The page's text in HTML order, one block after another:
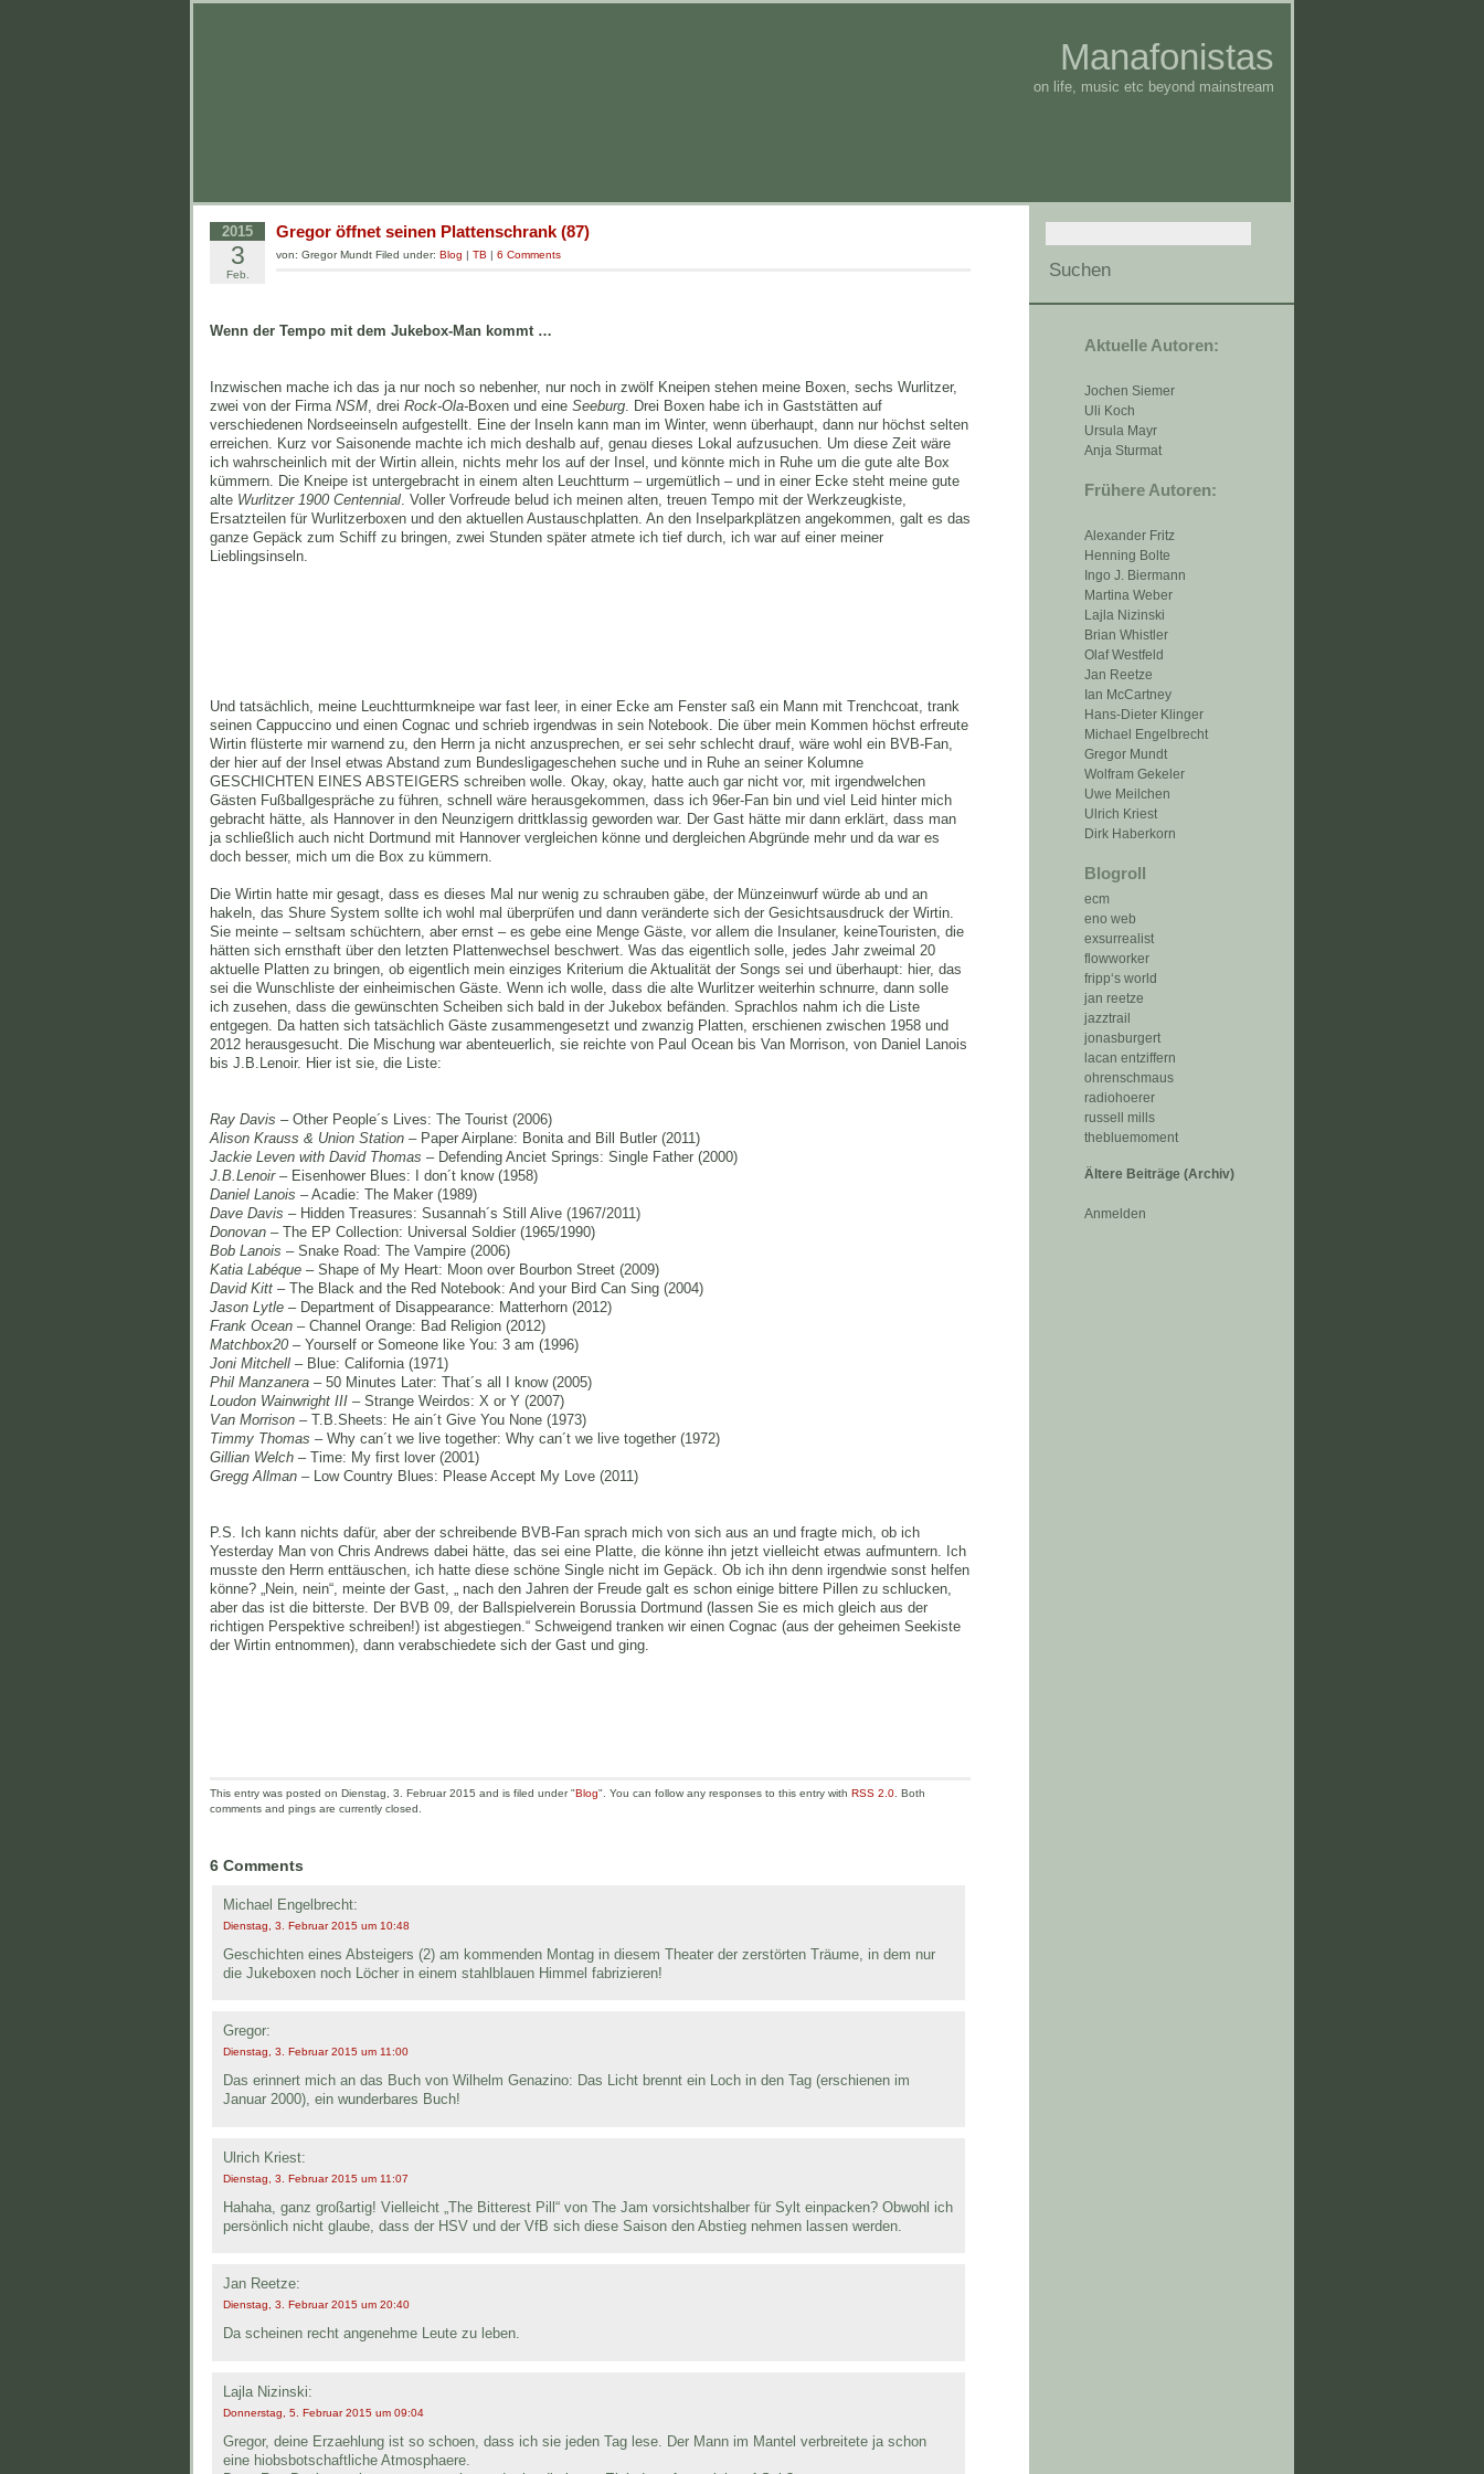
Manafonistas
on life, music etc beyond mainstream
Aktuelle Autoren:
Jochen Siemer
Uli Koch
Ursula Mayr
Anja Sturmat
Frühere Autoren:
Alexander Fritz
Henning Bolte
Ingo J. Biermann
Martina Weber
Lajla Nizinski
Brian Whistler
Olaf Westfeld
Jan Reetze
Ian McCartney
Hans-Dieter Klinger
Michael Engelbrecht
Gregor Mundt
Wolfram Gekeler
Uwe Meilchen
Ulrich Kriest
Dirk Haberkorn
Blogroll
ecm
eno web
exsurrealist
flowworker
fripp‘s world
jan reetze
jazztrail
jonasburgert
lacan entziffern
ohrenschmaus
radiohoerer
russell mills
thebluemoment
Ältere Beiträge (Archiv)
Anmelden
2015
3
Feb.
Gregor öffnet seinen Plattenschrank (87)
von: Gregor Mundt Filed under: Blog | TB | 6 Comments
Wenn der Tempo mit dem Jukebox-Man kommt …
Inzwischen mache ich das ja nur noch so nebenher, nur noch in zwölf Kneipen stehen meine Boxen, sechs Wurlitzer,
zwei von der Firma NSM, drei Rock-Ola-Boxen und eine Seeburg. Drei Boxen habe ich in Gaststätten auf
verschiedenen Nordseeinseln aufgestellt. Eine der Inseln kann man im Winter, wenn überhaupt, dann nur höchst selten
erreichen. Kurz vor Saisonende machte ich mich deshalb auf, genau dieses Lokal aufzusuchen. Um diese Zeit wäre
ich wahrscheinlich mit der Wirtin allein, nichts mehr los auf der Insel, und könnte mich in Ruhe um die gute alte Box
kümmern. Die Kneipe ist untergebracht in einem alten Leuchtturm – urgemütlich – und in einer Ecke steht meine gute
alte Wurlitzer 1900 Centennial. Voller Vorfreude belud ich meinen alten, treuen Tempo mit der Werkzeugkiste,
Ersatzteilen für Wurlitzerboxen und den aktuellen Austauschplatten. An den Inselparkplätzen angekommen, galt es das
ganze Gepäck zum Schiff zu bringen, zwei Stunden später atmete ich tief durch, ich war auf einer meiner
Lieblingsinseln.
Und tatsächlich, meine Leuchtturmkneipe war fast leer, in einer Ecke am Fenster saß ein Mann mit Trenchcoat, trank
seinen Cappuccino und einen Cognac und schrieb irgendwas in sein Notebook. Die über mein Kommen höchst erfreute
Wirtin flüsterte mir warnend zu, den Herrn ja nicht anzusprechen, er sei sehr schlecht drauf, wäre wohl ein BVB-Fan,
der hier auf der Insel etwas Abstand zum Bundesligageschehen suche und in Ruhe an seiner Kolumne
GESCHICHTEN EINES ABSTEIGERS schreiben wolle. Okay, okay, hatte auch gar nicht vor, mit irgendwelchen
Gästen Fußballgespräche zu führen, schnell wäre herausgekommen, dass ich 96er-Fan bin und viel Leid hinter mich
gebracht hätte, als Hannover in den Neunzigern drittklassig geworden war. Der Gast hätte mir dann erklärt, dass man
ja schließlich auch nicht Dortmund mit Hannover vergleichen könne und dergleichen Abgründe mehr und da war es
doch besser, mich um die Box zu kümmern.
Die Wirtin hatte mir gesagt, dass es dieses Mal nur wenig zu schrauben gäbe, der Münzeinwurf würde ab und an
hakeln, das Shure System sollte ich wohl mal überprüfen und dann veränderte sich der Gesichtsausdruck der Wirtin.
Sie meinte – seltsam schüchtern, aber ernst – es gebe eine Menge Gäste, vor allem die Insulaner, keineTouristen, die
hätten sich ernsthaft über den letzten Plattenwechsel beschwert. Was das eigentlich solle, jedes Jahr zweimal 20
aktuelle Platten zu bringen, ob eigentlich mein einziges Kriterium die Aktualität der Songs sei und überhaupt: hier, das
sei die Wunschliste der einheimischen Gäste. Wenn ich wolle, dass die alte Wurlitzer weiterhin schnurre, dann solle
ich zusehen, dass die gewünschten Scheiben sich bald in der Jukebox befänden. Sprachlos nahm ich die Liste
entgegen. Da hatten sich tatsächlich Gäste zusammengesetzt und zwanzig Platten, erschienen zwischen 1958 und
2012 herausgesucht. Die Mischung war abenteuerlich, sie reichte von Paul Ocean bis Van Morrison, von Daniel Lanois
bis J.B.Lenoir. Hier ist sie, die Liste:
Ray Davis – Other People´s Lives: The Tourist (2006)
Alison Krauss & Union Station – Paper Airplane: Bonita and Bill Butler (2011)
Jackie Leven with David Thomas – Defending Anciet Springs: Single Father (2000)
J.B.Lenoir– Eisenhower Blues: I don´t know (1958)
Daniel Lanois – Acadie: The Maker (1989)
Dave Davis – Hidden Treasures: Susannah´s Still Alive (1967/2011)
Donovan – The EP Collection: Universal Soldier (1965/1990)
Bob Lanois – Snake Road: The Vampire (2006)
Katia Labéque – Shape of My Heart: Moon over Bourbon Street (2009)
David Kitt – The Black and the Red Notebook: And your Bird Can Sing (2004)
Jason Lytle – Department of Disappearance: Matterhorn (2012)
Frank Ocean – Channel Orange: Bad Religion (2012)
Matchbox20 – Yourself or Someone like You: 3 am (1996)
Joni Mitchell – Blue: California (1971)
Phil Manzanera – 50 Minutes Later: That´s all I know (2005)
Loudon Wainwright III – Strange Weirdos: X or Y (2007)
Van Morrison – T.B.Sheets: He ain´t Give You None (1973)
Timmy Thomas – Why can´t we live together: Why can´t we live together (1972)
Gillian Welch – Time: My first lover (2001)
Gregg Allman – Low Country Blues: Please Accept My Love (2011)
P.S. Ich kann nichts dafür, aber der schreibende BVB-Fan sprach mich von sich aus an und fragte mich, ob ich
Yesterday Man von Chris Andrews dabei hätte, das sei eine Platte, die könne ihn jetzt vielleicht etwas aufmuntern. Ich
musste den Herrn enttäuschen, ich hatte diese schöne Single nicht im Gepäck. Ob ich ihn denn irgendwie sonst helfen
könne? „Nein, nein“, meinte der Gast, „ nach den Jahren der Freude galt es schon einige bittere Pillen zu schlucken,
aber das ist die bitterste. Der BVB 09, der Ballspielverein Borussia Dortmund (lassen Sie es mich gleich aus der
richtigen Perspektive schreiben!) ist abgestiegen.“ Schweigend tranken wir einen Cognac (aus der geheimen Seekiste
der Wirtin entnommen), dann verabschiedete sich der Gast und ging.
This entry was posted on Dienstag, 3. Februar 2015 and is filed under "Blog". You can follow any responses to this entry with RSS 2.0. Both
comments and pings are currently closed.
6 Comments
Michael Engelbrecht:
Dienstag, 3. Februar 2015 um 10:48
Geschichten eines Absteigers (2) am kommenden Montag in diesem Theater der zerstörten Träume, in dem nur
die Jukeboxen noch Löcher in einem stahlblauen Himmel fabrizieren!
Gregor:
Dienstag, 3. Februar 2015 um 11:00
Das erinnert mich an das Buch von Wilhelm Genazino: Das Licht brennt ein Loch in den Tag (erschienen im
Januar 2000), ein wunderbares Buch!
Ulrich Kriest:
Dienstag, 3. Februar 2015 um 11:07
Hahaha, ganz großartig! Vielleicht „The Bitterest Pill“ von The Jam vorsichtshalber für Sylt einpacken? Obwohl ich
persönlich nicht glaube, dass der HSV und der VfB sich diese Saison den Abstieg nehmen lassen werden.
Jan Reetze:
Dienstag, 3. Februar 2015 um 20:40
Da scheinen recht angenehme Leute zu leben.
Lajla Nizinski:
Donnerstag, 5. Februar 2015 um 09:04
Gregor, deine Erzaehlung ist so schoen, dass ich sie jeden Tag lese. Der Mann im Mantel verbreitete ja schon
eine hiobsbotschaftliche Atmosphaere.